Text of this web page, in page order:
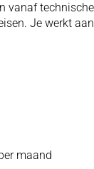
vanaf
Je werkt
maand